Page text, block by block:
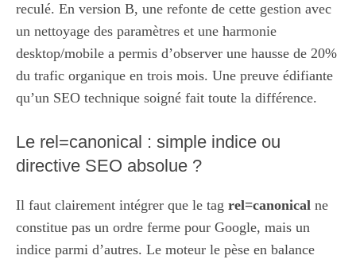
reculé. En version B, une refonte de cette gestion avec
un nettoyage des paramètres et une harmonie
desktop/mobile a permis d’observer une hausse de 20%
du trafic organique en trois mois. Une preuve édifiante
qu’un SEO technique soigné fait toute la différence.
Le rel=canonical : simple indice ou
directive SEO absolue ?
Il faut clairement intégrer que le tag rel=canonical ne
constitue pas un ordre ferme pour Google, mais un
indice parmi d’autres. Le moteur le pèse en balance